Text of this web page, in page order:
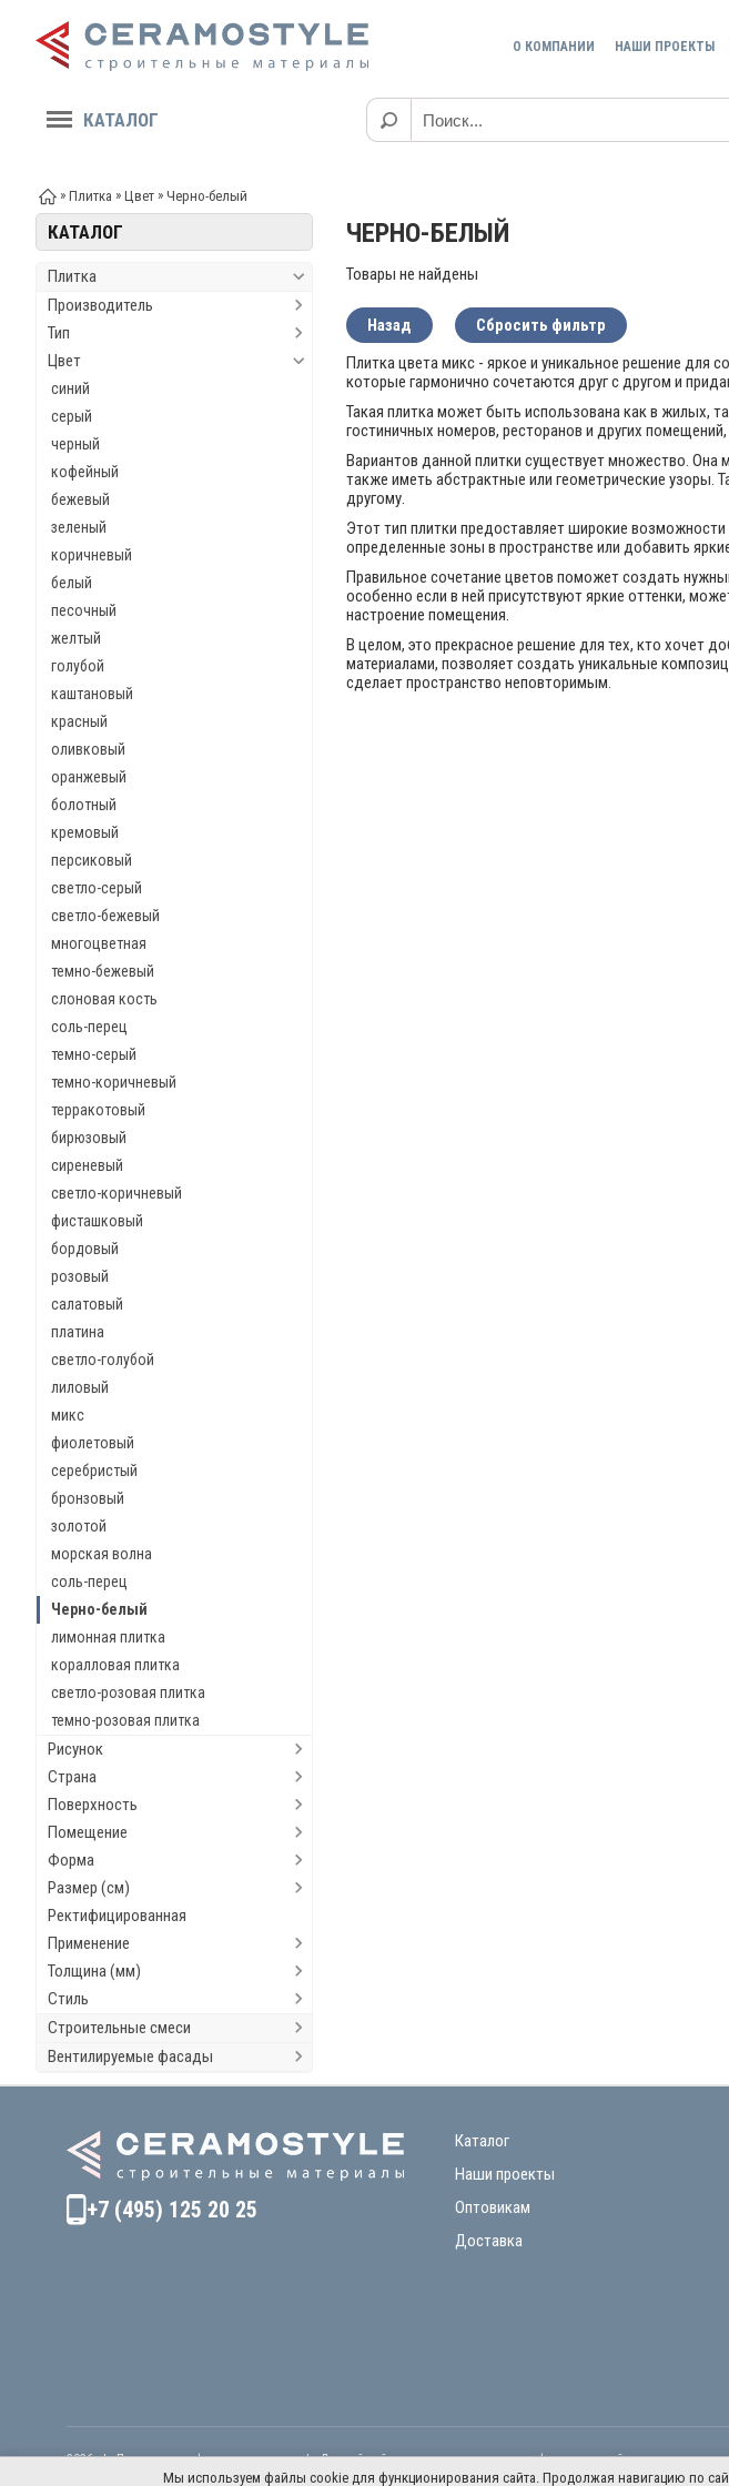
О КОМПАНИИ НАШИ ПРОЕКТЫ
КАТАЛОГ
» Плитка » Цвет » Черно-белый
КАТАЛОГ
Плитка
Производитель
Тип
Цвет
синий
серый
черный
кофейный
бежевый
зеленый
коричневый
белый
песочный
желтый
голубой
каштановый
красный
оливковый
оранжевый
болотный
кремовый
персиковый
светло-серый
светло-бежевый
многоцветная
темно-бежевый
слоновая кость
соль-перец
темно-серый
темно-коричневый
терракотовый
бирюзовый
сиреневый
светло-коричневый
фисташковый
бордовый
розовый
салатовый
платина
светло-голубой
лиловый
микс
фиолетовый
серебристый
бронзовый
золотой
морская волна
соль-перец
Черно-белый
лимонная плитка
коралловая плитка
светло-розовая плитка
темно-розовая плитка
Рисунок
Страна
Поверхность
Помещение
Форма
Размер (см)
Ректифицированная
Применение
Толщина (мм)
Стиль
Строительные смеси
Вентилируемые фасады
ЧЕРНО-БЕЛЫЙ
Товары не найдены
Назад
Сбросить фильтр
Плитка цвета микс - яркое и уникальное решение для
которые гармонично сочетаются друг с другом и
Такая плитка может быть использована как в жилых,
гостиничных номеров, ресторанов и других
Вариантов данной плитки существует множество.
также иметь абстрактные или геометрические узоры.
другому.
Этот тип плитки предоставляет широкие
определенные зоны в пространстве или добавить
Правильное сочетание цветов поможет создать
особенно если в ней присутствуют яркие оттенки,
настроение помещения.
В целом, это прекрасное решение для тех, кто хочет
материалами, позволяет создать уникальные
сделает пространство неповторимым.
+7 (495) 125 20 25
Каталог
Наши проекты
Оптовикам
Доставка
2026 | Политика конфиденциальности | Данный сайт носит исключительно информационный характер и не
Мы используем файлы cookie для функционирования сайта. Продолжая навигацию по